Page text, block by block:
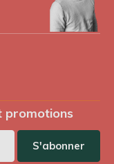
promotions
S'abonner